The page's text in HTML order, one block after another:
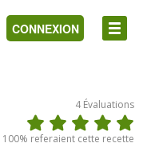
CONNEXION
4Évaluations
100% referaient cette recette